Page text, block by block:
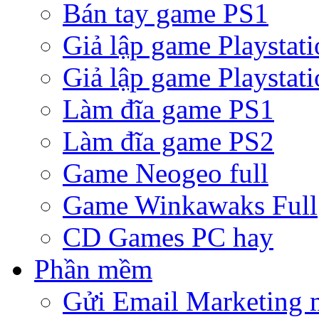
Bán tay game PS1
Giả lập game
Giả lập game
Làm đĩa game PS1
Làm đĩa game PS2
Game Neogeo full
Game Winkawaks Full
CD Games PC hay
Phần mềm
Gửi Email Marketing